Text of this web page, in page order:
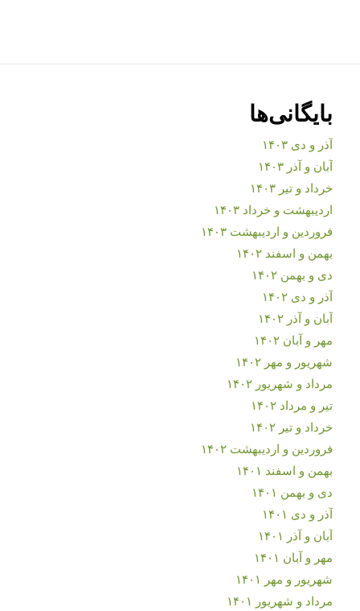
بایگانی‌ها
آذر و دی ۱۴۰۳
آبان و آذر ۱۴۰۳
خرداد و تیر ۱۴۰۳
اردیبهشت و خرداد ۱۴۰۳
فروردین و اردیبهشت ۱۴۰۳
بهمن و اسفند ۱۴۰۲
دی و بهمن ۱۴۰۲
آذر و دی ۱۴۰۲
آبان و آذر ۱۴۰۲
مهر و آبان ۱۴۰۲
شهریور و مهر ۱۴۰۲
مرداد و شهریور ۱۴۰۲
تیر و مرداد ۱۴۰۲
خرداد و تیر ۱۴۰۲
فروردین و اردیبهشت ۱۴۰۲
بهمن و اسفند ۱۴۰۱
دی و بهمن ۱۴۰۱
آذر و دی ۱۴۰۱
آبان و آذر ۱۴۰۱
مهر و آبان ۱۴۰۱
شهریور و مهر ۱۴۰۱
مرداد و شهریور ۱۴۰۱